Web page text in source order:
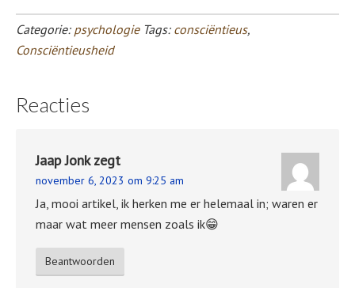
Categorie: psychologie Tags: consciëntieus,
Consciëntieusheid
Reacties
Jaap Jonk zegt
november 6, 2023 om 9:25 am
Ja, mooi artikel, ik herken me er helemaal in; waren er
maar wat meer mensen zoals ik😁
Beantwoorden